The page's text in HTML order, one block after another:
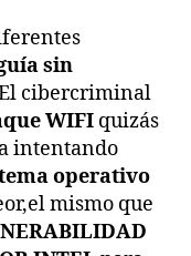
sin
cibercriminal
WIFI quizás
intentando
operativo
mismo que